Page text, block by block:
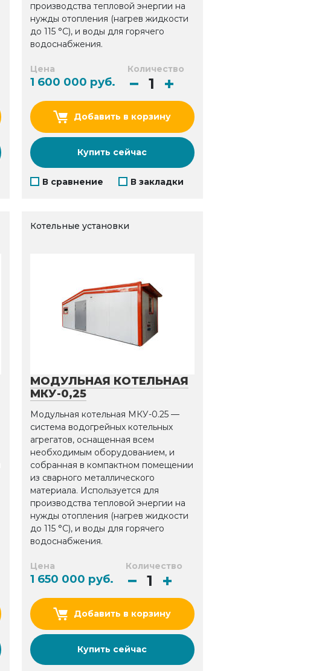
производства тепловой энергии на
нужды отопления (нагрев жидкости
до 115 °С), и воды для горячего
водоснабжения.
Цена
1 600 000 руб.
Количество
Добавить в корзину
Купить сейчас
В сравнение В закладки
Котельные установки
МОДУЛЬНАЯ КОТЕЛЬНАЯ
МКУ-0,25
Модульная котельная МКУ-0.25 —
система водогрейных котельных
агрегатов, оснащенная всем
необходимым оборудованием, и
собранная в компактном помещении
из сварного металлического
материала. Используется для
производства тепловой энергии на
нужды отопления (нагрев жидкости
до 115 °С), и воды для горячего
водоснабжения.
Цена
1 650 000 руб.
Количество
Добавить в корзину
Купить сейчас